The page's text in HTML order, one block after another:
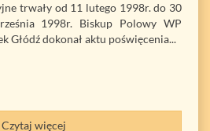
trwały od 11 lutego 1998r. do 30
1998r. Biskup Polowy WP
Głódź dokonał aktu poświęcenia...
Czytaj więcej